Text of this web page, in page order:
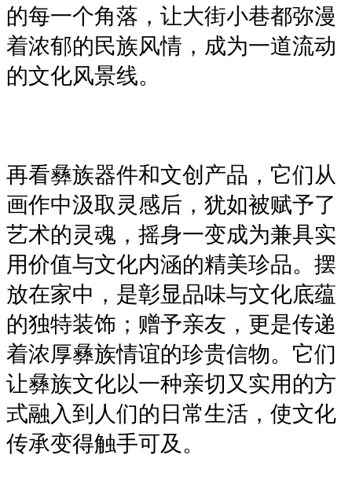
的每一个角落，让大街小巷都弥漫
着浓郁的民族风情，成为一道流动
的文化风景线。
再看彝族器件和文创产品，它们从
画作中汲取灵感后，犹如被赋予了
艺术的灵魂，摇身一变成为兼具实
用价值与文化内涵的精美珍品。摆
放在家中，是彰显品味与文化底蕴
的独特装饰；赠予亲友，更是传递
着浓厚彝族情谊的珍贵信物。它们
让彝族文化以一种亲切又实用的方
式融入到人们的日常生活，使文化
传承变得触手可及。